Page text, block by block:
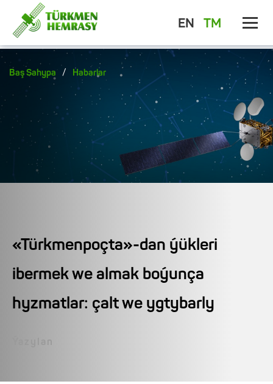
EN TM
Baş Sahypa / Habarlar
«Türkmenpoçta»-dan ýükleri
ibermek we almak boýunça
hyzmatlar: çalt we ygtybarly